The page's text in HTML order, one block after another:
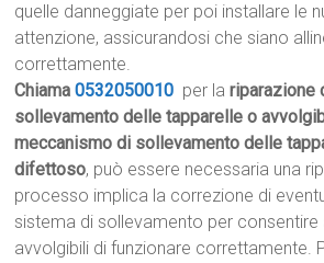
quelle danneggiate per poi installare le
attenzione, assicurandosi che siano
correttamente.
Chiama0532050010 per lariparazione
sollevamento delle tapparelle o
meccanismo di sollevamento delle
difettoso, può essere necessaria una
processo implica la correzione di
sistema di sollevamento per consentire
avvolgibili di funzionare correttamente.